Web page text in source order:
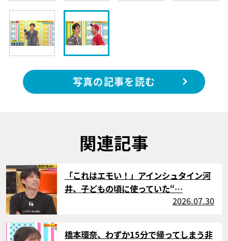
写真の記事を読む
関連記事
サムネイル
「これはエモい！」アインシュタイン河
井、子どもの頃に使っていた“…
2026.07.30
サムネイル
橋本環奈、わずか15分で帰ってしまう非